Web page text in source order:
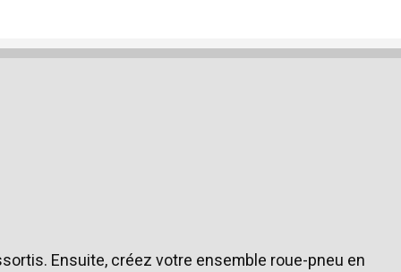
Ensuite, créez votre ensemble roue-pneu en